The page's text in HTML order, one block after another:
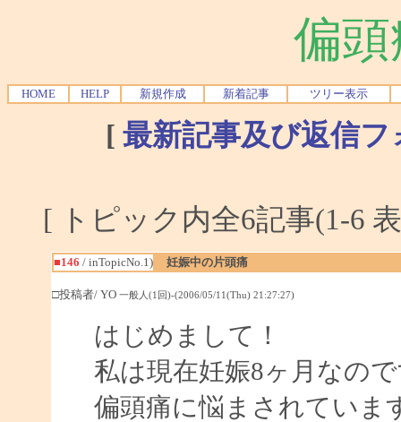
偏
HOME HELP 新規作成 新着記事 ツリー表示
[ 最新記事及び返信
[ トピック内全6記事(1-6
■146 / inTopicNo.1) 妊娠中の片頭痛
□投稿者/ YO 一般人(1回)-(2006/05/11(Thu) 21:27:27)
はじめまして！
私は現在妊娠8ヶ月なの
偏頭痛に悩まされていま